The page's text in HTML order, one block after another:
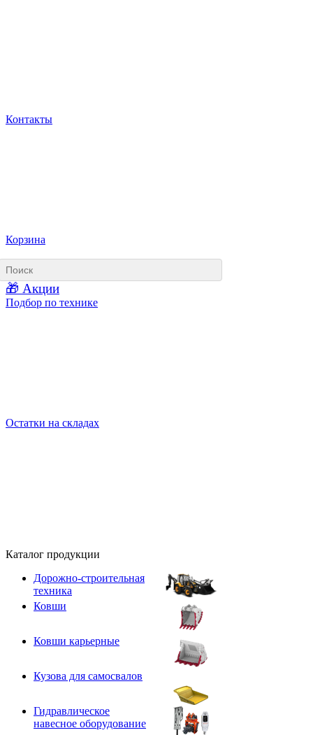
Контакты
Корзина
🎁 Акции
Подбор по технике
Остатки на складах
Каталог продукции
Дорожно-строительная
техника
Ковши
Ковши карьерные
Кузова для самосвалов
Гидравлическое
навесное оборудование